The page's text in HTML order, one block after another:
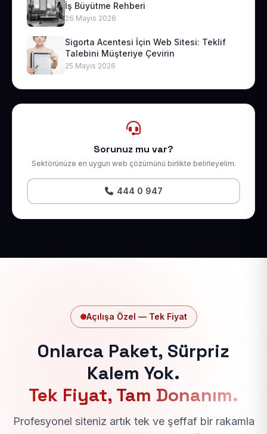
İş Büyütme Rehberi
26 Mayıs 2026
Sigorta Acentesi İçin Web Sitesi: Teklif
Talebini Müşteriye Çevirin
25 Mayıs 2026
Sorunuz mu var?
Sektörünüze en uygun web çözümünü birlikte belirleyelim.
444 0 947
Açılışa Özel — Tek Fiyat
Onlarca Paket, Sürpriz
Kalem Yok.
Tek Fiyat, Tam Donanım.
Profesyonel siteniz artık tek ve şeffaf bir rakamla